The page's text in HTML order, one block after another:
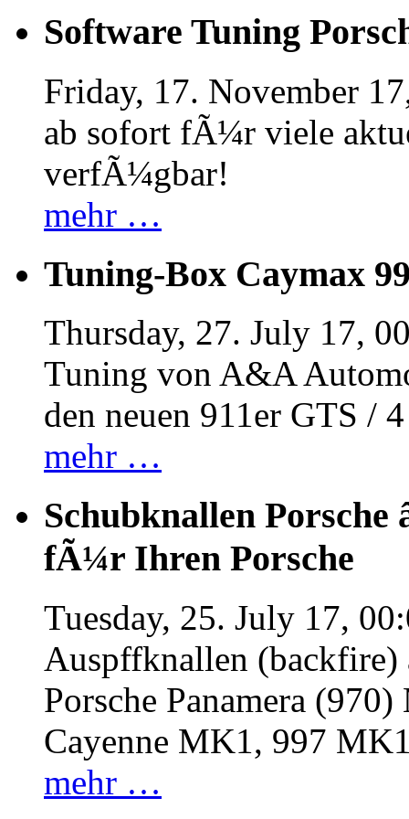
Software Tuning
Friday, 17. November
ab sofort fÃ¼r viele
verfÃ¼gbar!
mehr …
Tuning-Box Caymax
Thursday, 27. July 17,
Tuning von A&A
den neuen 911er GTS /
mehr …
Schubknallen Porsche
fÃ¼r Ihren Porsche
Tuesday, 25. July 17,
Auspffknallen
Porsche Panamera
Cayenne MK1, 997
mehr …